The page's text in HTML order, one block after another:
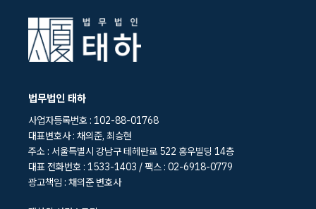
법무법인 태하
사업자등록번호 : 102-88-01768
대표변호사 : 채의준, 최승현
주소 : 서울특별시 강남구 테헤란로 522 홍우빌딩 14층
대표 전화번호 : 1533-1403 / 팩스 : 02-6918-0779
광고책임 : 채의준 변호사